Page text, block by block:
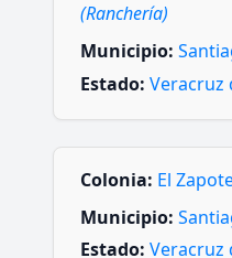
(Ranchería)
Municipio:
Estado: Veracruz
Colonia: El
Municipio:
Estado: Veracruz